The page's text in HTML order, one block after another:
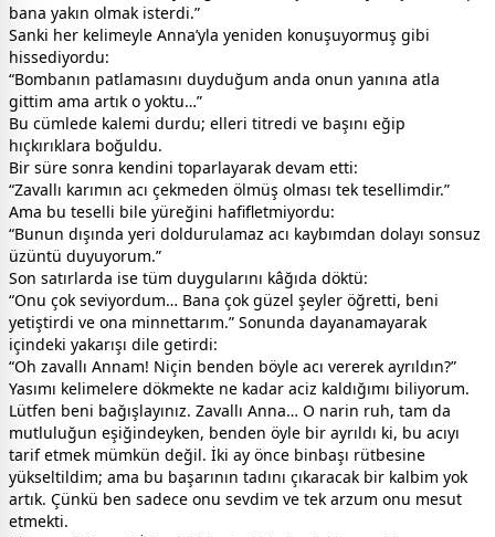
bana yakın olmak isterdi.”
Sanki her kelimeyle Anna’yla yeniden konuşuyormuş gibi
hissediyordu:
“Bombanın patlamasını duyduğum anda onun yanına atla
gittim ama artık o yoktu…”
Bu cümlede kalemi durdu; elleri titredi ve başını eğip
hıçkırıklara boğuldu.
Bir süre sonra kendini toparlayarak devam etti:
“Zavallı karımın acı çekmeden ölmüş olması tek tesellimdir.”
Ama bu teselli bile yüreğini hafifletmiyordu:
“Bunun dışında yeri doldurulamaz acı kaybımdan dolayı sonsuz
üzüntü duyuyorum.”
Son satırlarda ise tüm duygularını kâğıda döktü:
“Onu çok seviyordum… Bana çok güzel şeyler öğretti, beni
yetiştirdi ve ona minnettarım.” Sonunda dayanamayarak
içindeki yakarışı dile getirdi:
“Oh zavallı Annam! Niçin benden böyle acı vererek ayrıldın?”
Yasımı kelimelere dökmekte ne kadar aciz kaldığımı biliyorum.
Lütfen beni bağışlayınız. Zavallı Anna… O narin ruh, tam da
mutluluğun eşiğindeyken, benden öyle bir ayrıldı ki, bu acıyı
tarif etmek mümkün değil. İki ay önce binbaşı rütbesine
yükseltildim; ama bu başarının tadını çıkaracak bir kalbim yok
artık. Çünkü ben sadece onu sevdim ve tek arzum onu mesut
etmekti.